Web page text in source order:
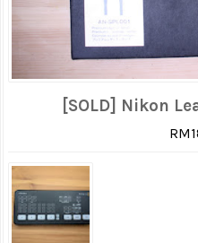
[SOLD] Nikon